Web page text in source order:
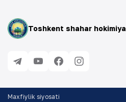
Toshkent shahar
Maxfiylik siyosati